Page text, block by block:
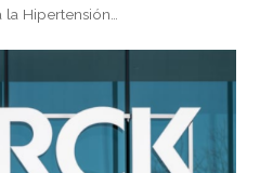
la Hipertensión…